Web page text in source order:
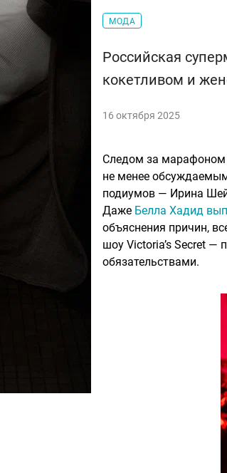
МОДА
Российская
кокетливом и
16 октября 2025
Следом за марафоном
не менее
подиумов — Ирина
Даже Белла Хадид
объяснения причин,
шоу Victoria’s Secret —
обязательствами.